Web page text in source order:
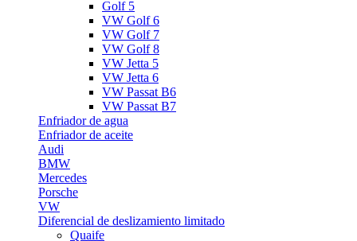
Golf 5
VW Golf 6
VW Golf 7
VW Golf 8
VW Jetta 5
VW Jetta 6
VW Passat B6
VW Passat B7
Enfriador de agua
Enfriador de aceite
Audi
BMW
Mercedes
Porsche
VW
Diferencial de deslizamiento limitado
Quaife